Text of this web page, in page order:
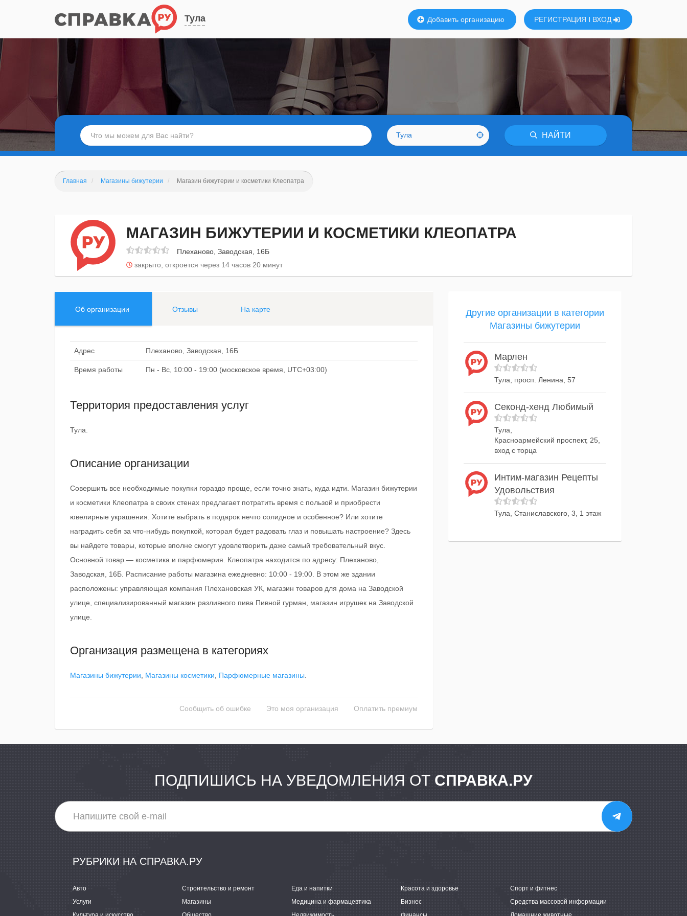
Тула Добавить организацию РЕГИСТРАЦИЯ ВХОД
Тула НАЙТИ
Главная Магазины бижутерии Магазин бижутерии и косметики Клеопатра
МАГАЗИН БИЖУТЕРИИ И КОСМЕТИКИ КЛЕОПАТРА
Плеханово, Заводская, 16Б
закрыто, откроется через 14 часов 20 минут
Об организации Отзывы На карте
Адрес Плеханово, Заводская, 16Б
Время работы Пн - Вс, 10:00 - 19:00 (московское время, UTC+03:00)
Территория предоставления услуг
Тула.
Описание организации
Совершить все необходимые покупки гораздо проще, если точно знать, куда идти. Магазин бижутерии
и косметики Клеопатра в своих стенах предлагает потратить время с пользой и приобрести
ювелирные украшения. Хотите выбрать в подарок нечто солидное и особенное? Или хотите
наградить себя за что-нибудь покупкой, которая будет радовать глаз и повышать настроение? Здесь
вы найдете товары, которые вполне смогут удовлетворить даже самый требовательный вкус.
Основной товар — косметика и парфюмерия. Клеопатра находится по адресу: Плеханово,
Заводская, 16Б. Расписание работы магазина ежедневно: 10:00 - 19:00. В этом же здании
расположены: управляющая компания Плехановская УК, магазин товаров для дома на Заводской
улице, специализированный магазин разливного пива Пивной гурман, магазин игрушек на Заводской
улице.
Организация размещена в категориях
Магазины бижутерии Магазины косметики Парфюмерные магазины
Сообщить об ошибке Это моя организация Оплатить премиум
Другие организации в категории
Магазины бижутерии
Марлен
Тула, просп. Ленина, 57
Секонд-хенд Любимый
Тула,
Красноармейский проспект, 25,
вход с торца
Интим-магазин Рецепты
Удовольствия
Тула, Станиславского, 3, 1 этаж
ПОДПИШИСЬ НА УВЕДОМЛЕНИЯ ОТ СПРАВКА.РУ
РУБРИКИ НА СПРАВКА.РУ
Авто Строительство и ремонт Еда и напитки Красота и здоровье
Спорт и фитнес
Услуги
Магазины Медицина и фармацевтика Бизнес
Средства массовой информации